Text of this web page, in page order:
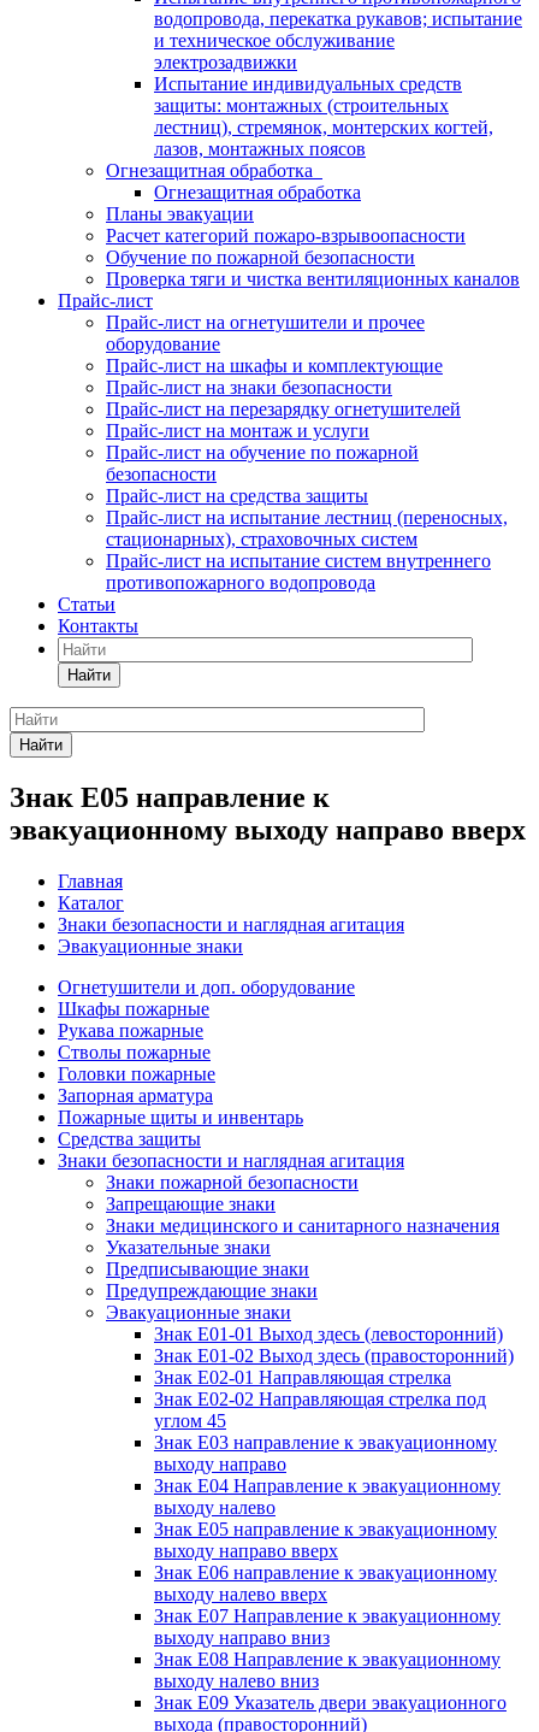
водопровода, перекатка рукавов; испытание
и техническое обслуживание
электрозадвижки
Испытание индивидуальных средств
защиты: монтажных (строительных
лестниц), стремянок, монтерских когтей,
лазов, монтажных поясов
Огнезащитная обработка
Огнезащитная обработка
Планы эвакуации
Расчет категорий пожаро-взрывоопасности
Обучение по пожарной безопасности
Проверка тяги и чистка вентиляционных каналов
Прайс-лист
Прайс-лист на огнетушители и прочее
оборудование
Прайс-лист на шкафы и комплектующие
Прайс-лист на знаки безопасности
Прайс-лист на перезарядку огнетушителей
Прайс-лист на монтаж и услуги
Прайс-лист на обучение по пожарной
безопасности
Прайс-лист на средства защиты
Прайс-лист на испытание лестниц (переносных,
стационарных), страховочных систем
Прайс-лист на испытание систем внутреннего
противопожарного водопровода
Статьи
Контакты
Найти
Найти
Знак Е05 направление к
эвакуационному выходу направо вверх
Главная
Каталог
Знаки безопасности и наглядная агитация
Эвакуационные знаки
Огнетушители и доп. оборудование
Шкафы пожарные
Рукава пожарные
Стволы пожарные
Головки пожарные
Запорная арматура
Пожарные щиты и инвентарь
Средства защиты
Знаки безопасности и наглядная агитация
Знаки пожарной безопасности
Запрещающие знаки
Знаки медицинского и санитарного назначения
Указательные знаки
Предписывающие знаки
Предупреждающие знаки
Эвакуационные знаки
Знак Е01-01 Выход здесь (левосторонний)
Знак Е01-02 Выход здесь (правосторонний)
Знак Е02-01 Направляющая стрелка
Знак Е02-02 Направляющая стрелка под
углом 45
Знак Е03 направление к эвакуационному
выходу направо
Знак Е04 Направление к эвакуационному
выходу налево
Знак Е05 направление к эвакуационному
выходу направо вверх
Знак Е06 направление к эвакуационному
выходу налево вверх
Знак Е07 Направление к эвакуационному
выходу направо вниз
Знак Е08 Направление к эвакуационному
выходу налево вниз
Знак Е09 Указатель двери эвакуационного
выхода (правосторонний)